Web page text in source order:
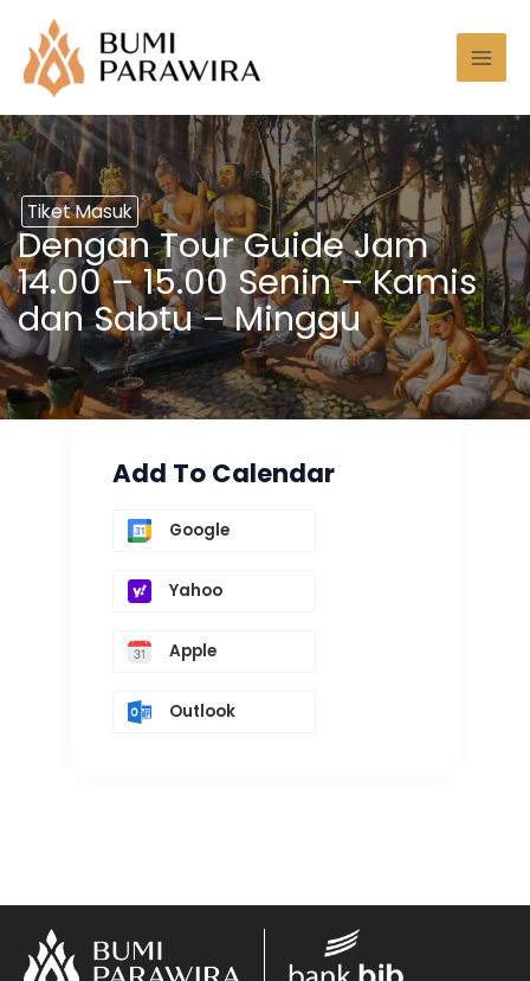
konten
Tiket Masuk
Dengan Tour Guide Jam
14.00 – 15.00 Senin – Kamis
dan Sabtu – Minggu
Add To Calendar
Google
Yahoo
Apple
Outlook